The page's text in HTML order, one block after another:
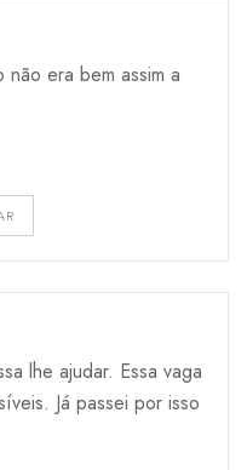
não era bem assim a
lhe ajudar. Essa vaga
Já passei por isso